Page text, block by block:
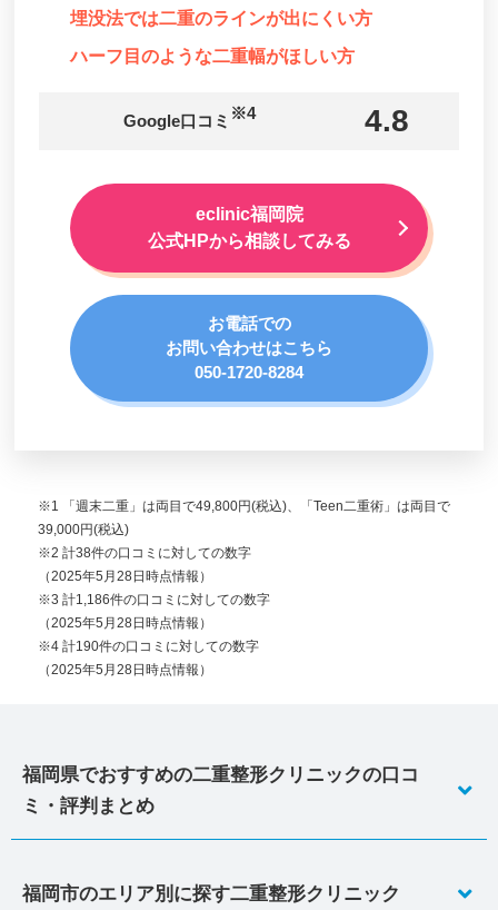
埋没法では二重のラインが出にくい方
ハーフ目のような二重幅がほしい方
Google口コミ ※4 4.8
eclinic福岡院
公式HPから相談してみる
お電話での
お問い合わせはこちら
050-1720-8284
※1 「週末二重」は両目で49,800円(税込)、「Teen二重術」は両目で
39,000円(税込)
※2 計38件の口コミに対しての数字
（2025年5月28日時点情報）
※3 計1,186件の口コミに対しての数字
（2025年5月28日時点情報）
※4 計190件の口コミに対しての数字
（2025年5月28日時点情報）
福岡県でおすすめの二重整形クリニックの口コ
ミ・評判まとめ
福岡市のエリア別に探す二重整形クリニック